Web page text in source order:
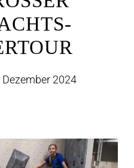
K
Dezember 2024